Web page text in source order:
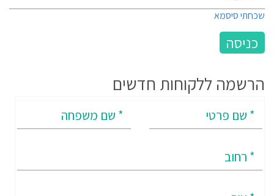
שכחתי סיסמא
הרשמה ללקוחות חדשים